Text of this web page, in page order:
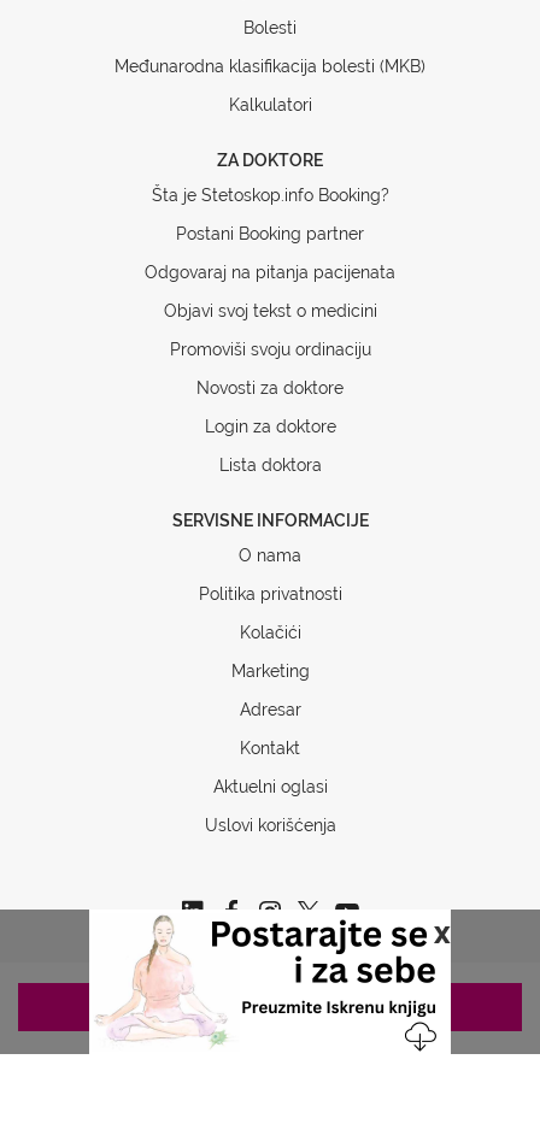
x
Bolesti
Međunarodna klasifikacija bolesti (MKB)
Kalkulatori
ZA DOKTORE
Šta je Stetoskop.info Booking?
Postani Booking partner
Odgovaraj na pitanja pacijenata
Objavi svoj tekst o medicini
Promoviši svoju ordinaciju
Novosti za doktore
Login za doktore
Lista doktora
SERVISNE INFORMACIJE
O nama
Politika privatnosti
Kolačići
Marketing
Adresar
Kontakt
Aktuelni oglasi
Uslovi korišćenja
Copyrights © 2026 Sva prava www.stetoskop.info
ZAKAZIVANJE 063/687-460